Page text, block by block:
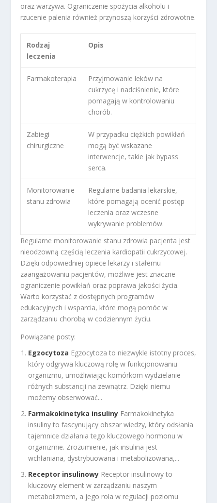
oraz warzywa. Ograniczenie spożycia alkoholu i
rzucenie palenia również przynoszą korzyści zdrowotne.
Rodzaj
leczenia
Opis
Farmakoterapia
Przyjmowanie leków na
cukrzycę i nadciśnienie, które
pomagają w kontrolowaniu
chorób.
Zabiegi
chirurgiczne
W przypadku ciężkich powikłań
mogą być wskazane
interwencje, takie jak bypass
serca.
Monitorowanie
stanu zdrowia
Regularne badania lekarskie,
które pomagają ocenić postęp
leczenia oraz wczesne
wykrywanie problemów.
Regularne monitorowanie stanu zdrowia pacjenta jest
nieodzowną częścią leczenia kardiopatii cukrzycowej.
Dzięki odpowiedniej opiece lekarzy i stałemu
zaangażowaniu pacjentów, możliwe jest znaczne
ograniczenie powikłań oraz poprawa jakości życia.
Warto korzystać z dostępnych programów
edukacyjnych i wsparcia, które mogą pomóc w
zarządzaniu chorobą w codziennym życiu.
Powiązane posty:
Egzocytoza Egzocytoza to niezwykle istotny proces,
który odgrywa kluczową rolę w funkcjonowaniu
organizmu, umożliwiając komórkom wydzielanie
różnych substancji na zewnątrz. Dzięki niemu
możemy obserwować...
Farmakokinetyka insuliny Farmakokinetyka
insuliny to fascynujący obszar wiedzy, który odsłania
tajemnice działania tego kluczowego hormonu w
organizmie. Zrozumienie, jak insulina jest
wchłaniana, dystrybuowana i metabolizowana,...
Receptor insulinowy Receptor insulinowy to
kluczowy element w zarządzaniu naszym
metabolizmem, a jego rola w regulacji poziomu